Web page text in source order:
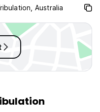
Australia